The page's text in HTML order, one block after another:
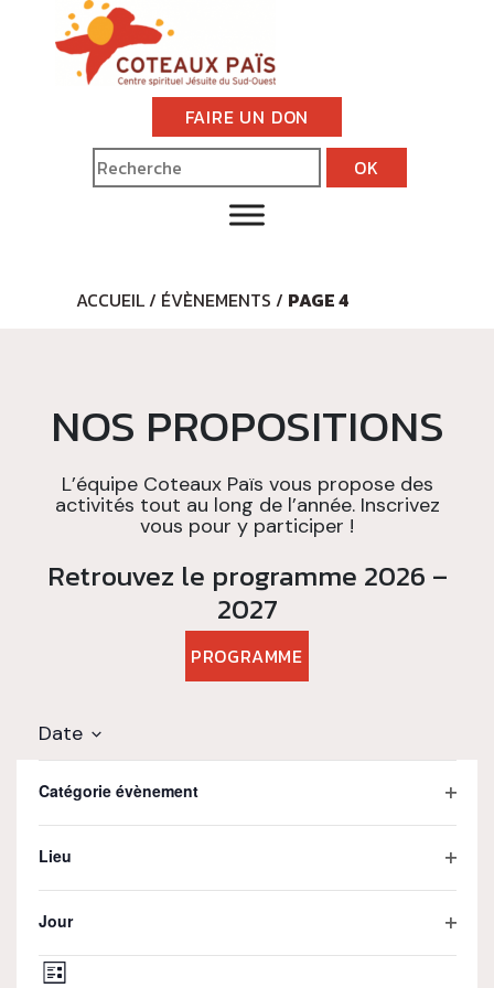
FAIRE UN DON
ACCUEIL/ ÉVÈNEMENTS / PAGE 4
NOS PROPOSITIONS
L’équipe Coteaux Païs vous propose des
activités tout au long de l’année. Inscrivez
vous pour y participer !
Retrouvez le programme 2026 –
2027
PROGRAMME
La
modification
l'une
des
du
formulaire
entraînera
l'actualisation
de
Catégorie évènement
filtres
Lieu
filtres
Jour
Navigation
Liste
Date
une
date.
novembre 2026
10